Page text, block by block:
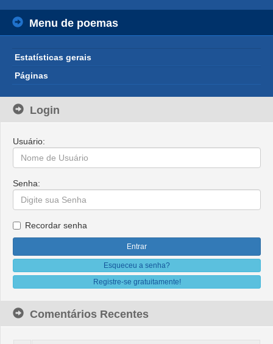
Menu de poemas
Estatísticas gerais
Páginas
Login
Usuário:
Senha:
Recordar senha
Esqueceu a senha?
Registre-se gratuitamente!
Comentários Recentes